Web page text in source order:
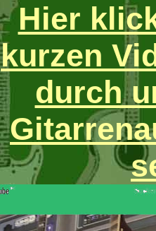
Hier
kurzen
durch